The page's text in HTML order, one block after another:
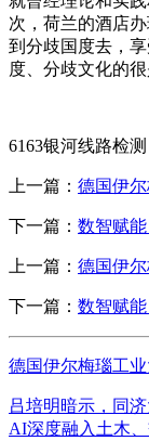
次，荷兰的酒店
到分歧国度去，
度、分歧文化的很
6163银河线路检测
上一篇： 德国伊
下一篇： 数智赋
上一篇： 德国伊
下一篇： 数智赋
德国伊尔梅瑙工
吕培明暗示，同
AI深度融入土木